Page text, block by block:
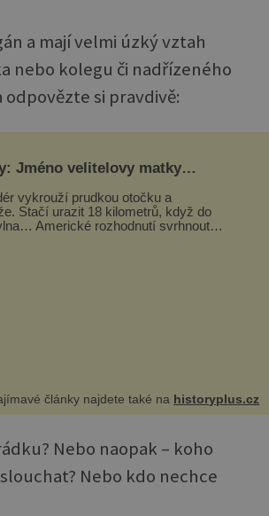
a mají velmi úzký vztah
nebo kolegu či nadřízeného
si pravdivě:
Jméno velitelovy matky
vykrouží prudkou otočku a
Stačí urazit 18 kilometrů, když do
Americké rozhodnutí svrhnout
články najdete také na historyplus.cz
Nebo naopak – koho
Nebo kdo nechce